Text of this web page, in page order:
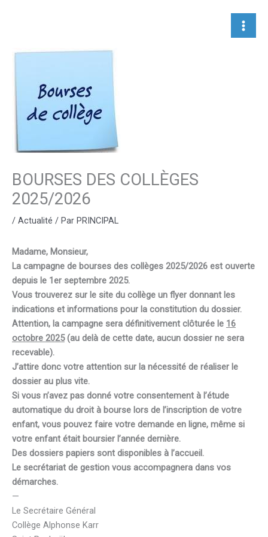
BOURSES DES COLLÈGES
2025/2026
/ Actualité / Par PRINCIPAL
Madame, Monsieur,
La campagne de bourses des collèges 2025/2026 est ouverte
depuis le 1er septembre 2025.
Vous trouverez sur le site du collège un flyer donnant les
indications et informations pour la constitution du dossier.
Attention, la campagne sera définitivement clôturée le 16
octobre 2025(au delà de cette date, aucun dossier ne sera
recevable).
J’attire donc votre attention sur la nécessité de réaliser le
dossier au plus vite.
Si vous n’avez pas donné votre consentement à l’étude
automatique du droit à bourse lors de l’inscription de votre
enfant, vous pouvez faire votre demande en ligne, même si
votre enfant était boursier l’année dernière.
Des dossiers papiers sont disponibles à l’accueil.
Le secrétariat de gestion vous accompagnera dans vos
démarches.
—
Le Secrétaire Général
Collège Alphonse Karr